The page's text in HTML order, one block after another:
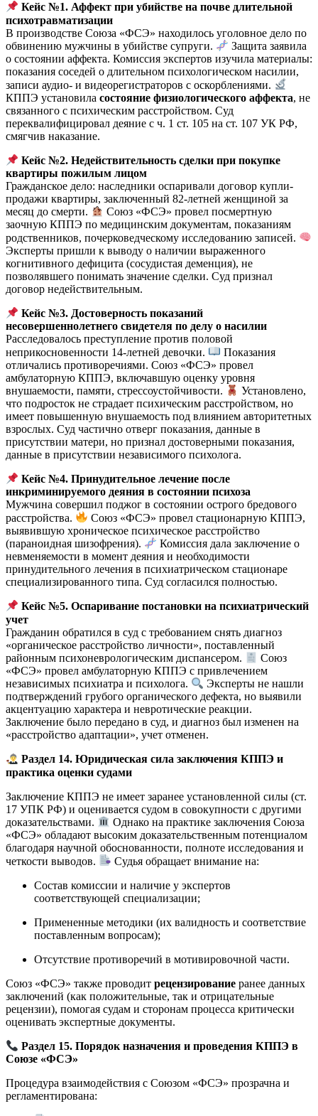
Кейс №1. Аффект при убийстве на почве длительной
психотравматизации
В производстве Союза «ФСЭ» находилось уголовное дело по
обвинению мужчины в убийстве супруги.
Защита заявила
о состоянии аффекта. Комиссия экспертов изучила материалы:
показания соседей о длительном психологическом насилии,
записи аудио- и видеорегистраторов с оскорблениями.
КППЭ установила состояние физиологического аффекта, не
связанного с психическим расстройством. Суд
переквалифицировал деяние с ч. 1 ст. 105 на ст. 107 УК РФ,
смягчив наказание.
Кейс №2. Недействительность сделки при покупке
квартиры пожилым лицом
Гражданское дело: наследники оспаривали договор купли-
продажи квартиры, заключенный 82-летней женщиной за
месяц до смерти.
Союз «ФСЭ» провел посмертную
заочную КППЭ по медицинским документам, показаниям
родственников, почерковедческому исследованию записей.
Эксперты пришли к выводу о наличии выраженного
когнитивного дефицита (сосудистая деменция), не
позволявшего понимать значение сделки. Суд признал
договор недействительным.
Кейс №3. Достоверность показаний
несовершеннолетнего свидетеля по делу о насилии
Расследовалось преступление против половой
неприкосновенности 14-летней девочки.
Показания
отличались противоречиями. Союз «ФСЭ» провел
амбулаторную КППЭ, включавшую оценку уровня
внушаемости, памяти, стрессоустойчивости.
Установлено,
что подросток не страдает психическим расстройством, но
имеет повышенную внушаемость под влиянием авторитетных
взрослых. Суд частично отверг показания, данные в
присутствии матери, но признал достоверными показания,
данные в присутствии независимого психолога.
Кейс №4. Принудительное лечение после
инкриминируемого деяния в состоянии психоза
Мужчина совершил поджог в состоянии острого бредового
расстройства.
Союз «ФСЭ» провел стационарную КППЭ,
выявившую хроническое психическое расстройство
(параноидная шизофрения).
Комиссия дала заключение о
невменяемости в момент деяния и необходимости
принудительного лечения в психиатрическом стационаре
специализированного типа. Суд согласился полностью.
Кейс №5. Оспаривание постановки на психиатрический
учет
Гражданин обратился в суд с требованием снять диагноз
«органическое расстройство личности», поставленный
районным психоневрологическим диспансером.
Союз
«ФСЭ» провел амбулаторную КППЭ с привлечением
независимых психиатра и психолога.
Эксперты не нашли
подтверждений грубого органического дефекта, но выявили
акцентуацию характера и невротические реакции.
Заключение было передано в суд, и диагноз был изменен на
«расстройство адаптации», учет отменен.
Раздел 14. Юридическая сила заключения КППЭ и
практика оценки судами
Заключение КППЭ не имеет заранее установленной силы (ст.
17 УПК РФ) и оценивается судом в совокупности с другими
доказательствами.
Однако на практике заключения Союза
«ФСЭ» обладают высоким доказательственным потенциалом
благодаря научной обоснованности, полноте исследования и
четкости выводов.
Судья обращает внимание на:
Состав комиссии и наличие у экспертов
соответствующей специализации;
Примененные методики (их валидность и соответствие
поставленным вопросам);
Отсутствие противоречий в мотивировочной части.
Союз «ФСЭ» также проводит рецензирование ранее данных
заключений (как положительные, так и отрицательные
рецензии), помогая судам и сторонам процесса критически
оценивать экспертные документы.
Раздел 15. Порядок назначения и проведения КППЭ в
Союзе «ФСЭ»
Процедура взаимодействия с Союзом «ФСЭ» прозрачна и
регламентирована: